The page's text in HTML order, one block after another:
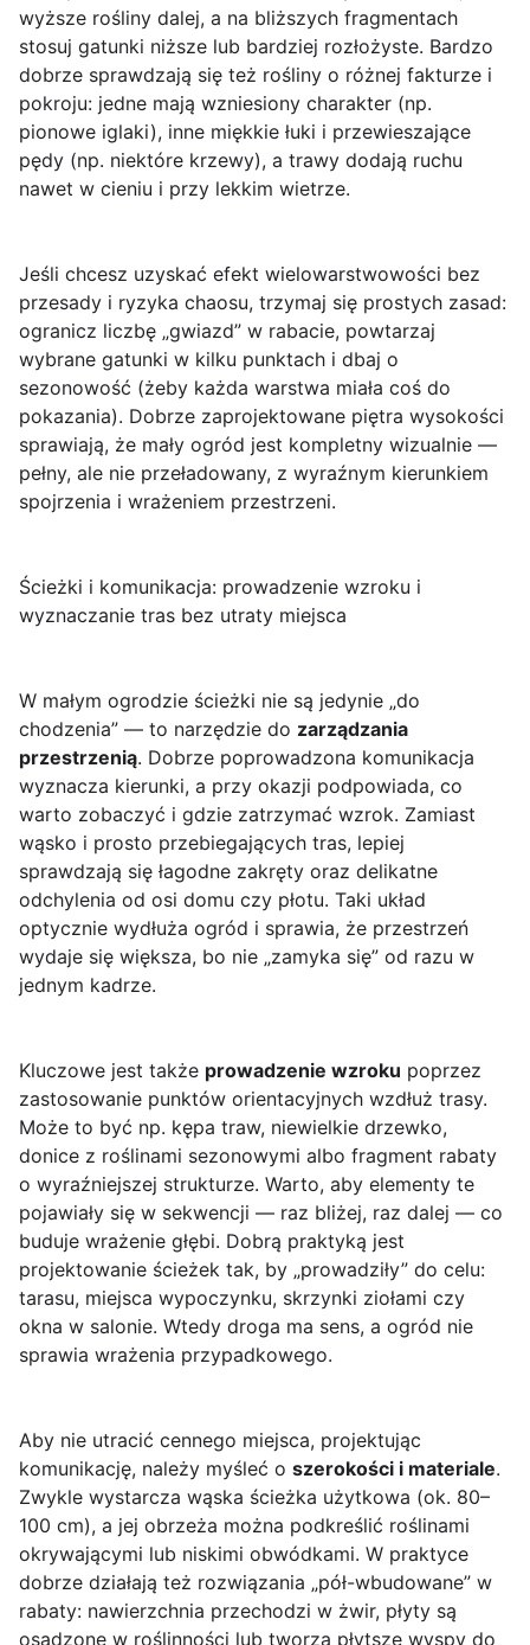
wyższe rośliny dalej, a na bliższych fragmentach
stosuj gatunki niższe lub bardziej rozłożyste. Bardzo
dobrze sprawdzają się też rośliny o różnej fakturze i
pokroju: jedne mają wzniesiony charakter (np.
pionowe iglaki), inne miękkie łuki i przewieszające
pędy (np. niektóre krzewy), a trawy dodają ruchu
nawet w cieniu i przy lekkim wietrze.
Jeśli chcesz uzyskać efekt wielowarstwowości bez
przesady i ryzyka chaosu, trzymaj się prostych zasad:
ogranicz liczbę „gwiazd” w rabacie, powtarzaj
wybrane gatunki w kilku punktach i dbaj o
sezonowość (żeby każda warstwa miała coś do
pokazania). Dobrze zaprojektowane piętra wysokości
sprawiają, że mały ogród jest kompletny wizualnie —
pełny, ale nie przeładowany, z wyraźnym kierunkiem
spojrzenia i wrażeniem przestrzeni.
Ścieżki i komunikacja: prowadzenie wzroku i
wyznaczanie tras bez utraty miejsca
W małym ogrodzie ścieżki nie są jedynie „do
chodzenia” — to narzędzie do zarządzania
przestrzenią. Dobrze poprowadzona komunikacja
wyznacza kierunki, a przy okazji podpowiada, co
warto zobaczyć i gdzie zatrzymać wzrok. Zamiast
wąsko i prosto przebiegających tras, lepiej
sprawdzają się łagodne zakręty oraz delikatne
odchylenia od osi domu czy płotu. Taki układ
optycznie wydłuża ogród i sprawia, że przestrzeń
wydaje się większa, bo nie „zamyka się” od razu w
jednym kadrze.
Kluczowe jest także prowadzenie wzroku poprzez
zastosowanie punktów orientacyjnych wzdłuż trasy.
Może to być np. kępa traw, niewielkie drzewko,
donice z roślinami sezonowymi albo fragment rabaty
o wyraźniejszej strukturze. Warto, aby elementy te
pojawiały się w sekwencji — raz bliżej, raz dalej — co
buduje wrażenie głębi. Dobrą praktyką jest
projektowanie ścieżek tak, by „prowadziły” do celu:
tarasu, miejsca wypoczynku, skrzynki ziołami czy
okna w salonie. Wtedy droga ma sens, a ogród nie
sprawia wrażenia przypadkowego.
Aby nie utracić cennego miejsca, projektując
komunikację, należy myśleć o szerokości i materiale.
Zwykle wystarcza wąska ścieżka użytkowa (ok. 80–
100 cm), a jej obrzeża można podkreślić roślinami
okrywającymi lub niskimi obwódkami. W praktyce
dobrze działają też rozwiązania „pół-wbudowane” w
rabaty: nawierzchnia przechodzi w żwir, płyty są
osadzone w roślinności lub tworzą płytsze wyspy do